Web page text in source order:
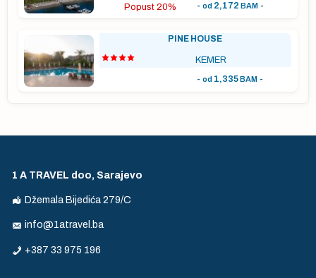
Popust 20% -od 2,172 BAM -
PINE HOUSE
KEMER
-od 1,335BAM -
1 A TRAVEL doo, Sarajevo
Džemala Bijedića 279/C
info@1atravel.ba
+387 33 975 196